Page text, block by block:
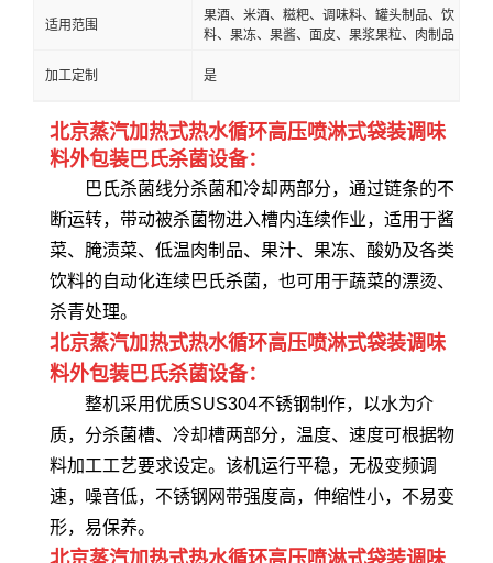
适用范围
果酒、米酒、糍粑、调味料、罐头制品、饮
料、果冻、果酱、面皮、果浆果粒、肉制品
加工定制 是
北京蒸汽加热式热水循环高压喷淋式袋装调味
料外包装巴氏杀菌设备：
巴氏杀菌线分杀菌和冷却两部分，通过链条的不
断运转，带动被杀菌物进入槽内连续作业，适用于酱
菜、腌渍菜、低温肉制品、果汁、果冻、酸奶及各类
饮料的自动化连续巴氏杀菌，也可用于蔬菜的漂烫、
杀青处理。
北京蒸汽加热式热水循环高压喷淋式袋装调味
料外包装巴氏杀菌设备：
整机采用优质SUS304不锈钢制作，以水为介
质，分杀菌槽、冷却槽两部分，温度、速度可根据物
料加工工艺要求设定。该机运行平稳，无极变频调
速，噪音低，不锈钢网带强度高，伸缩性小，不易变
形，易保养。
北京蒸汽加热式热水循环高压喷淋式袋装调味